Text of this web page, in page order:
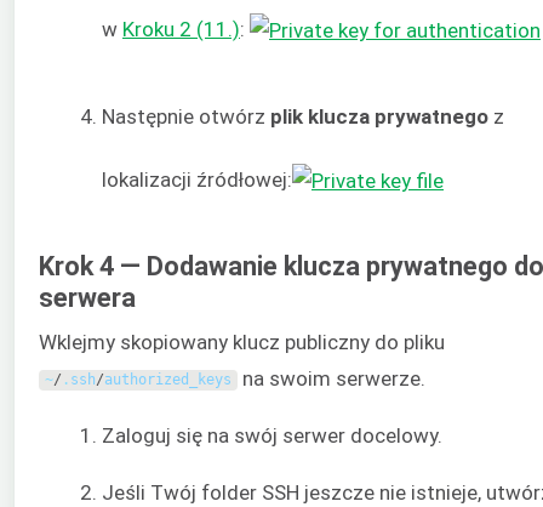
w Kroku 2 (11.):
Następnie otwórz plik klucza prywatnego z
lokalizacji źródłowej:
Krok 4 — Dodawanie klucza prywatnego do
serwera
Wklejmy skopiowany klucz publiczny do pliku
~/ . ssh/authorized_keys na swoim serwerze.
Zaloguj się na swój serwer docelowy.
Jeśli Twój folder SSH jeszcze nie istnieje,